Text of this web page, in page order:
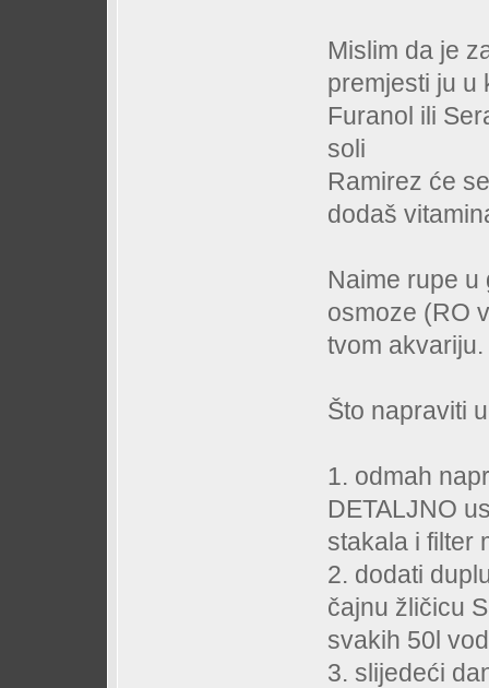
Mislim da je
premjesti ju u
Furanol ili
soli
Ramirez će
dodaš
Naime rupe
osmoze (RO
tvom akvariju.
Što napraviti
1. odmah
DETALJNO
stakala i filter
2. dodati
čajnu žličicu
svakih 50l
3. slijedeći